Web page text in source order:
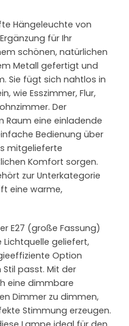
Hängeleuchte von
für Ihr
schönen, natürlichen
Metall gefertigt und
Sie fügt sich nahtlos in
wie Esszimmer, Flur,
Der
Raum eine einladende
Bedienung über
mitgelieferte
Komfort sorgen.
zur Unterkategorie
eine warme,
E27 (große Fassung)
geliefert,
Option
Stil passt. Mit der
eine dimmbare
Dimmer zu dimmen,
Stimmung erzeugen.